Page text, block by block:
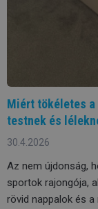
Miért tökéletes
testnek és
30.4.2026
Az nem újdonság,
sportok rajongója,
rövid nappalok és